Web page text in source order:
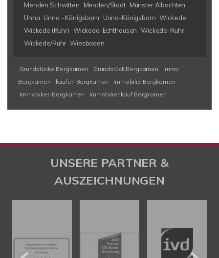
Menden.Schwitten
Menden/Stadt Münster Albachten
Unna Unna - Königsborn Unna-Königsborn Wickede
Wickede (Ruhr) Wickede-Echthausen Wickede-Ruhr
Wickede/Ruhr Wiesbaden
Grundstücke Bergkamen Grundstück Bergkamen
Immo
Bergkamen
kaufen Bergkamen
Immobilie Bergkamen
Immobilien Bergkamen
Immobilienkauf Bergkamen
UNSERE PARTNER &
AUSZEICHNUNGEN